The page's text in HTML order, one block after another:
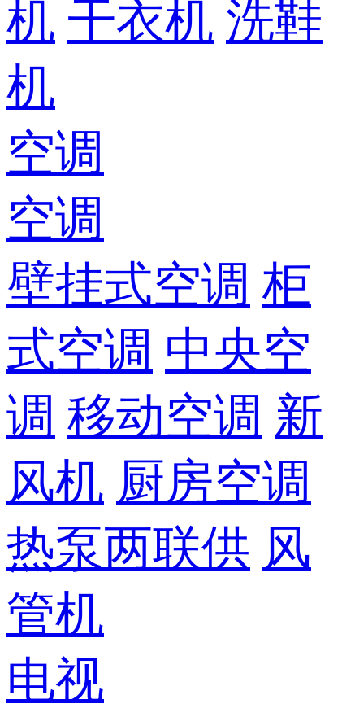
机 干衣机 洗鞋
机
空调
空调
壁挂式空调 柜
式空调 中央空
调 移动空调 新
风机 厨房空调
热泵两联供 风
管机
电视